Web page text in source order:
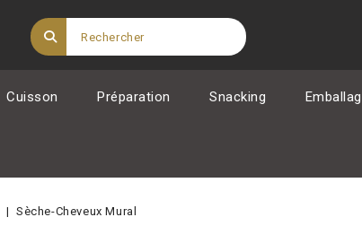
Cuisson Préparation Snacking
Sèche-Cheveux Mural